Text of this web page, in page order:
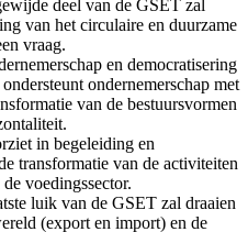
deel van de GSET zal
van het circulaire en duurzame
vraag.
en democratisering
ondernemerschap met
van de bestuursvormen
in begeleiding en
transformatie van de activiteiten
voedingssector.
luik van de GSET zal draaien
(export en import) en de